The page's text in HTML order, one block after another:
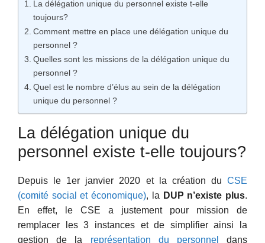
La délégation unique du personnel existe t-elle
toujours?
Comment mettre en place une délégation unique du
personnel ?
Quelles sont les missions de la délégation unique du
personnel ?
Quel est le nombre d’élus au sein de la délégation
unique du personnel ?
La délégation unique du
personnel existe t-elle toujours?
Depuis le 1er janvier 2020 et la création du CSE
(comité social et économique), la DUP n’existe plus.
En effet, le CSE a justement pour mission de
remplacer les 3 instances et de simplifier ainsi la
gestion de la représentation du personnel
dans